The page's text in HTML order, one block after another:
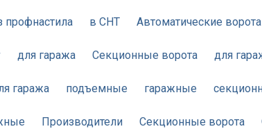
профнастила в СНТ Автоматические ворота
для гаража Секционные ворота для
гаража подъемные гаражные
Производители Секционные ворота